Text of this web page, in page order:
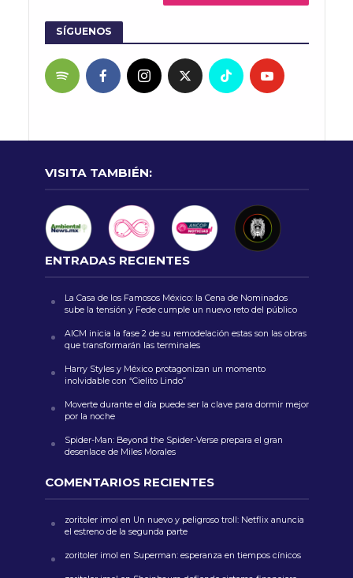
SÍGUENOS
VISITA TAMBIÉN:
ENTRADAS RECIENTES
La Casa de los Famosos México: la Cena de Nominados
sube la tensión y Fede cumple un nuevo reto del público
AICM inicia la fase 2 de su remodelación estas son las obras
que transformarán las terminales
Harry Styles y México protagonizan un momento
inolvidable con “Cielito Lindo”
Moverte durante el día puede ser la clave para dormir mejor
por la noche
Spider-Man: Beyond the Spider-Verse prepara el gran
desenlace de Miles Morales
COMENTARIOS RECIENTES
zoritoler imol en Un nuevo y peligroso troll: Netflix anuncia
el estreno de la segunda parte
zoritoler imol en Superman: esperanza en tiempos cínicos